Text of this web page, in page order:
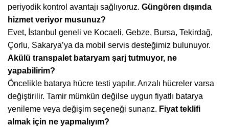
periyodik kontrol avantajı sağlıyoruz. Güngören dışında
hizmet veriyor musunuz?
Evet, İstanbul geneli ve Kocaeli, Gebze, Bursa, Tekirdağ,
Çorlu, Sakarya’ya da mobil servis desteğimiz bulunuyor.
Akülü transpalet bataryam şarj tutmuyor, ne
yapabilirim?
Öncelikle batarya hücre testi yapılır. Arızalı hücreler varsa
değiştirilir. Tamir mümkün değilse uygun fiyatlı batarya
yenileme veya değişim seçeneği sunarız. Fiyat teklifi
almak için ne yapmalıyım?